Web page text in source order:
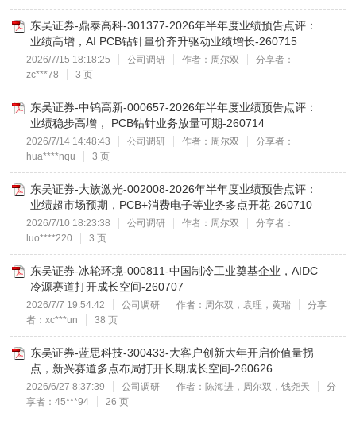
东吴证券-鼎泰高科-301377-2026年半年度业绩预告点评：
业绩高增，AI PCB钻针量价齐升驱动业绩增长-260715
2026/7/15 18:18:25 公司调研 作者：周尔双
分享者：
zc***78
3 页
东吴证券-中钨高新-000657-2026年半年度业绩预告点评：
业绩稳步高增， PCB钻针业务放量可期-260714
2026/7/14 14:48:43 公司调研 作者：周尔双
分享者：
hua****nqu
3 页
东吴证券-大族激光-002008-2026年半年度业绩预告点评：
业绩超市场预期，PCB+消费电子等业务多点开花-260710
2026/7/10 18:23:38 公司调研 作者：周尔双
分享者：
luo****220
3 页
东吴证券-冰轮环境-000811-中国制冷工业奠基企业，AIDC
冷源赛道打开成长空间-260707
2026/7/7 19:54:42 公司调研 作者：周尔双，袁理，黄瑞
分享
者：xc***un
38 页
东吴证券-蓝思科技-300433-大客户创新大年开启价值量拐
点，新兴赛道多点布局打开长期成长空间-260626
2026/6/27 8:37:39 公司调研 作者：陈海进，周尔双，钱尧天
分
享者：45***94
26 页